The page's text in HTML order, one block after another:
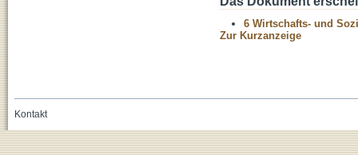
6 Wirtschafts- und
Zur Kurzanzeige
Kontakt